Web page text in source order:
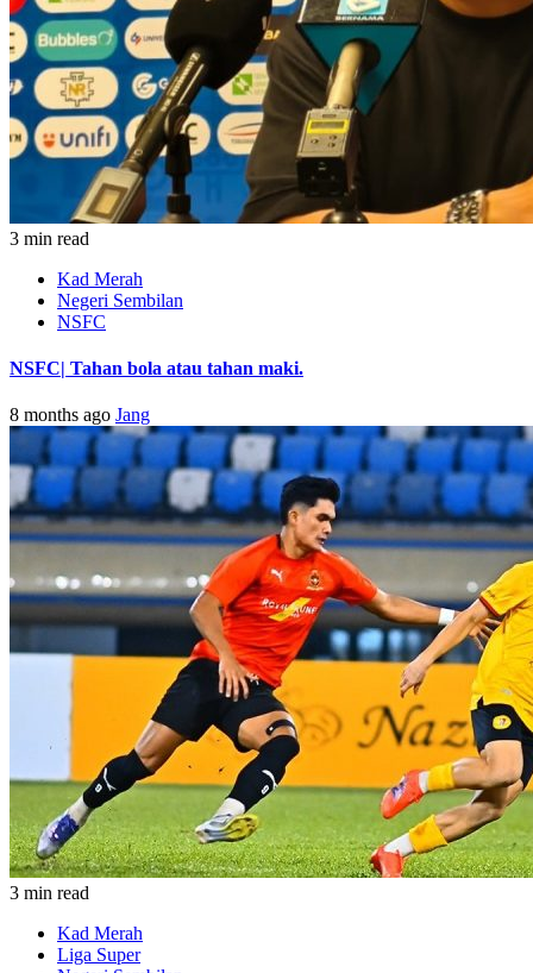
3 min read
Kad Merah
Negeri Sembilan
NSFC
NSFC| Tahan bola atau tahan maki.
8 months ago Jang
3 min read
Kad Merah
Liga Super